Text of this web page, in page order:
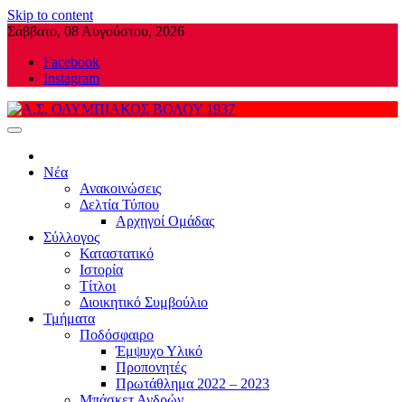
Skip to content
Σάββατο, 08 Αυγούστου, 2026
Facebook
Instagram
Νέα
Ανακοινώσεις
Δελτία Τύπου
Αρχηγοί Ομάδας
Σύλλογος
Καταστατικό
Ιστορία
Τίτλοι
Διοικητικό Συμβούλιο
Τμήματα
Ποδόσφαιρο
Έμψυχο Υλικό
Προπονητές
Πρωτάθλημα 2022 – 2023